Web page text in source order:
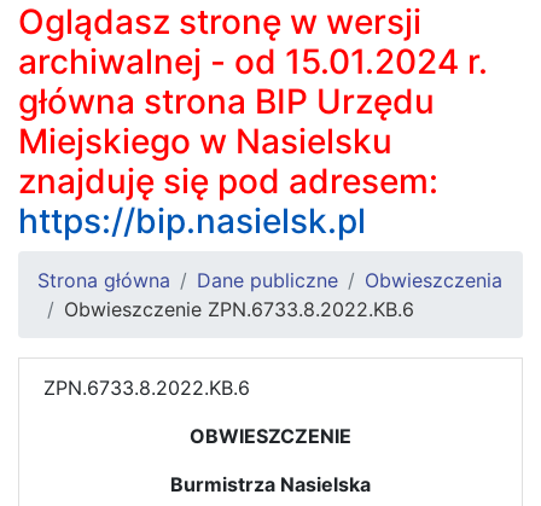
Oglądasz stronę w wersji
archiwalnej - od 15.01.2024 r.
główna strona BIP Urzędu
Miejskiego w Nasielsku
znajduję się pod adresem:
https://bip.nasielsk.pl
Strona główna Dane publiczne
Obwieszczenia
Obwieszczenie ZPN.6733.8.2022.KB.6
ZPN.6733.8.2022.KB.6
OBWIESZCZENIE
Burmistrza Nasielska